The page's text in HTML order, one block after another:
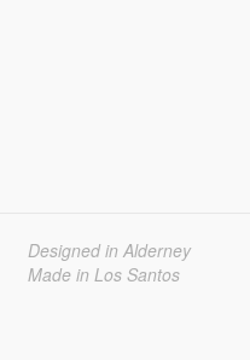
Designed in Alderney
Made in Los Santos